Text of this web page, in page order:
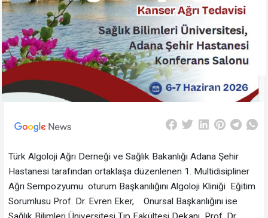
Türk Algoloji Ağrı Derneği ve Sağlık Bakanlığı Adana Şehir
Hastanesi tarafından ortaklaşa düzenlenen 1. Multidisipliner
Ağrı Sempozyumu oturum Başkanılığını Algoloji Kliniği Eğitim
Sorumlusu Prof. Dr. Evren Eker, Onursal Başkanlığını ise